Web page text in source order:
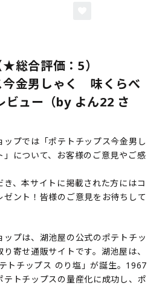
総合評価：5）
今金男しゃく 味くらべ
ビュー（by よん22 さ
プでは「ポテトチップス今金男し
について、お客様のご意見やご感
き、本サイトに掲載された方にはコ
ゼント！皆様のご意見をお待ちして
プは、湖池屋の公式のポテトチッ
寄せ通販サイトです。湖池屋は、
トチップス のり塩」が誕生。1967
テトチップスの量産化に成功し、ポ